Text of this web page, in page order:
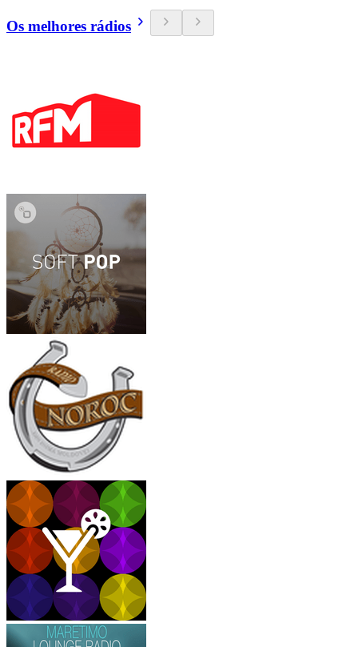
Os melhores rádios